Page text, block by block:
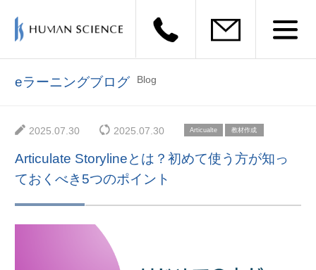
eラーニングブログ Blog
2025.07.30 2025.07.30 Articualte 教材作成
Articulate Storylineとは？初めて使う方が知っ
ておくべき5つのポイント